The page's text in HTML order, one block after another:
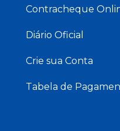
Contracheque
Diário Oficial
Crie sua Conta
Tabela de